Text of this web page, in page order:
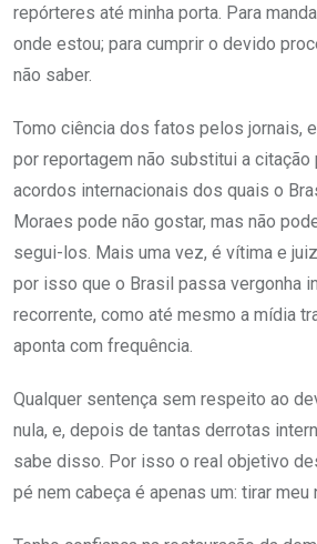
repórteres até minha porta. Para
onde estou; para cumprir o devido
não saber.
Tomo ciência dos fatos pelos jornais,
por reportagem não substitui a
acordos internacionais dos quais o
Moraes pode não gostar, mas não
segui-los. Mais uma vez, é vítima e
por isso que o Brasil passa vergonha
recorrente, como até mesmo a mídia
aponta com frequência.
Qualquer sentença sem respeito ao
nula, e, depois de tantas derrotas
sabe disso. Por isso o real objetivo
pé nem cabeça é apenas um: tirar meu